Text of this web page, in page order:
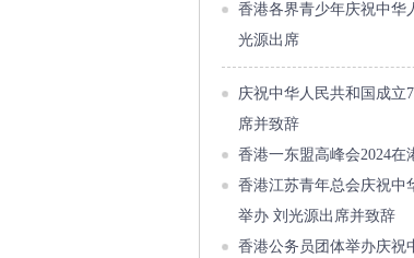
香港各界青少年庆祝中华
光源出席
庆祝中华人民共和国成立
席并致辞
香港一东盟高峰会2024在
香港江苏青年总会庆祝中
举办 刘光源出席并致辞
香港公务员团体举办庆祝